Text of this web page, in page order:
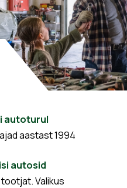
autoturul
aastast 1994
autosid
Valikus